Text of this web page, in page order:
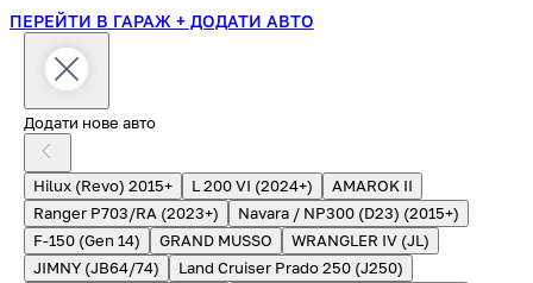
ПЕРЕЙТИ В ГАРАЖ + ДОДАТИ АВТО
Додати нове авто
Hilux (Revo) 2015+ L 200 VI (2024+)
AMAROK II
Ranger P703/RA (2023+)
Navara / NP300 (D23) (2015+)
F-150 (Gen 14)
GRAND MUSSO
WRANGLER IV (JL)
JIMNY (JB64/74)
Land Cruiser Prado 250 (J250)